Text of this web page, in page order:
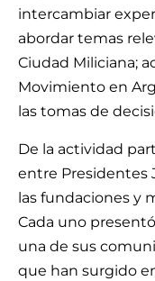
intercambiar
abordar temas
Ciudad Miliciana;
Movimiento en
las tomas de
De la actividad
entre Presidentes
las fundaciones y
Cada uno
una de sus
que han surgido